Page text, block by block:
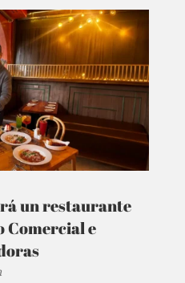
un restaurante
Comercial e